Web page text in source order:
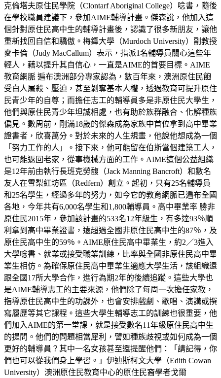
克倫塔夫原住民學院（Clontarf Aboriginal College）唸書，隨後
在學校職員建議下，參加AIME輔導計畫。傑森說，他加入這
個針對原住民高中生的輔導計畫後，認識了很多新朋友，讓他
重新找回自信和驕傲。梅鐸大學（Murdoch University）副教授
麥卡倫（Judy MacCallum）表示，指派1名輔導員關心這些年
輕人，藉以提升其自信心，一直是AIME的首要目標。AIME
教育網脈 遍布澳洲部分專家認為，數百年來，澳洲原住民飽
受白人屠殺、壓迫，甚至剝奪基本人權，透過教育可提升原住
民青少年的自尊；而擔任志工的輔導員多是非原住民大學生，
他們與原住民青少年坦誠相處，也有助於族群融合、化解種族
偏見。數周前，剛滿18歲的傑森成為家族中首位拿到高中畢業
證書者，欣喜萬分。對於未來的人生規畫，他說他想成為一個
「努力工作的人」。接下來，他可能留在伯斯當個建築工人，
也可能返回老家，從事機械方面的工作。AIME這個公益組織
是12年前由執行長班克勞馥（Jack Manning Bancroft）和數名
友人在雪梨紅坊區（Redfern）創立。起初，只有25名輔導員
和25名學生，經過多年的努力，如今它的教育網脈已遍布全國
各地，今年共有6,000名學生和1,800輔導員。高中畢業率 勝非
原住民2015年，參加該計畫的533名12年級生，有多達93％順
利拿到高中畢業證書，遠超過全國非原住民高中生的87％，及
原住民高中生的59％。AIME原住民高中畢業生，約2／3進入
大學唸書、就業或接受職業訓練，比率與全國非原住民高中畢
業生相仿。為確保原住民高中畢業生適應大學生活，該組織還
跟全國17所大學合作，進行為期2年的後續追蹤。這些大學也
是AIME輔導志工的主要來源，他們除了每周一次擔任家教，
指導原住民高中生的功課外，也會安排戲劇、歌唱、演講或撰
寫履歷等其它課程。這些大學生輔導志工的訓練也很重要，他
們加入AIME的第一堂課，就是接受數名11年級原住民高中生
的提問。他們的問題相當犀利，譬如種族歧視或如何成為一個
更好的輔導員？其中一名女孩甚至還提醒他們：「請記得，你
們也可以從我們身上學習。」伊迪斯柯文大學（Edith Cowan
University）澳洲原住民教育中心的原住民裔學者戈爾